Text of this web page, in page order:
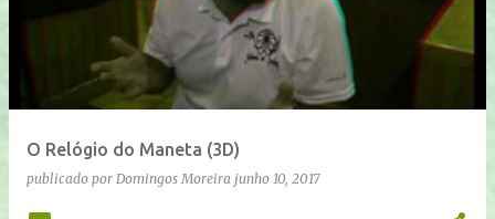
O Relógio do Maneta (3D)
publicado por Domingos Moreira junho 10, 2017